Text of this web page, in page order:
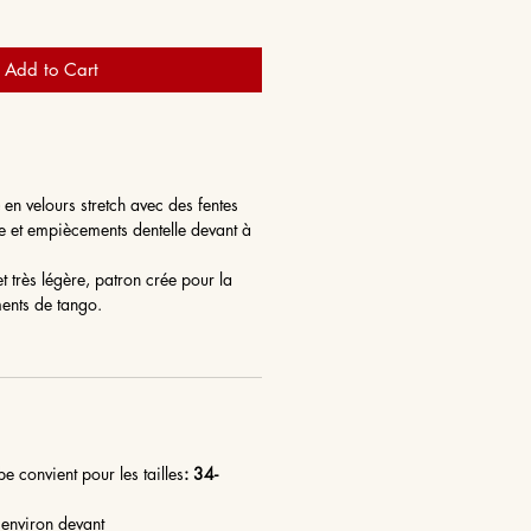
Add to Cart
velours stretch avec des fentes
et empiècements dentelle devant à
très légère, patron crée pour la
de tango.
convient pour les tailles: 34-
devant